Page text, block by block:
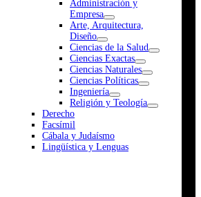
Administración y
Empresa
Arte, Arquitectura,
Diseño
Ciencias de la Salud
Ciencias Exactas
Ciencias Naturales
Ciencias Políticas
Ingeniería
Religión y Teología
Derecho
Facsímil
Cábala y Judaísmo
Lingüística y Lenguas